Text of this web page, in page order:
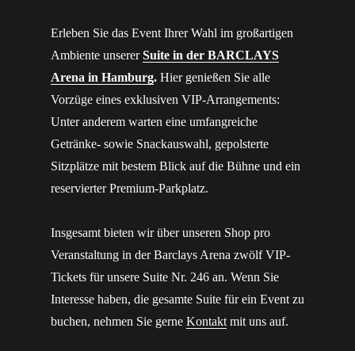
Erleben Sie das Event Ihrer Wahl im großartigen
Ambiente unsererSuite in der BARCLAYS
Arena in Hamburg. Hier genießen Sie alle
Vorzüge eines exklusiven VIP-Arrangements:
Unter anderem warten eine umfangreiche
Getränke- sowie Snackauswahl, gepolsterte
Sitzplätze mit bestem Blick auf die Bühne und ein
reservierter Premium-Parkplatz.
Insgesamt bieten wir über unseren Shop pro
Veranstaltung in der Barclays Arena zwölf VIP-
Tickets für unsere Suite Nr. 246 an. Wenn Sie
Interesse haben, die gesamte Suite für ein Event zu
buchen, nehmen Sie gerne Kontaktmit uns auf.